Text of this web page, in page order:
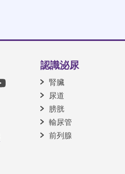
認識泌尿
腎臟
尿道
膀胱
輸尿管
前列腺